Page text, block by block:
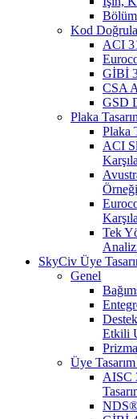
Bölüm
Kod
ACI
GİBİ
CSA
GSD
Plaka
Plaka
ACI
Tek
SkyCiv Üye
Genel
Etkili
Üye
AISC
NDS®